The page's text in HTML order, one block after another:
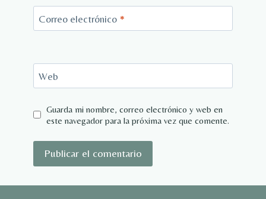
Correo electrónico *
Web
Guarda mi nombre, correo electrónico y web en
este navegador para la próxima vez que comente.